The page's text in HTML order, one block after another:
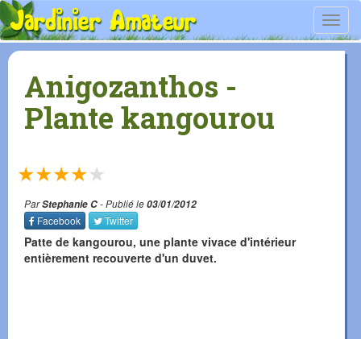
Anigozanthos -
Plante kangourou
★
★
★
★
★
ParStephanie C- Publié le03/01/2012
Facebook
Twitter
Patte de kangourou, une plante vivace d'intérieur
entièrement recouverte d'un duvet.